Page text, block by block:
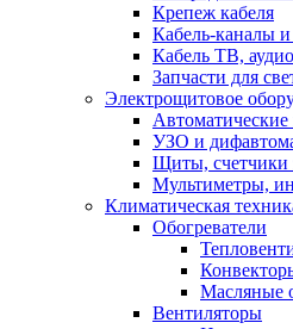
Крепеж кабеля
Кабель-каналы
Кабель ТВ,
Запчасти для
Электрощитовое
УЗО и
Щиты, счетчики
Мультиметры,
Климатическая
Обогреватели
Масляные
Вентиляторы